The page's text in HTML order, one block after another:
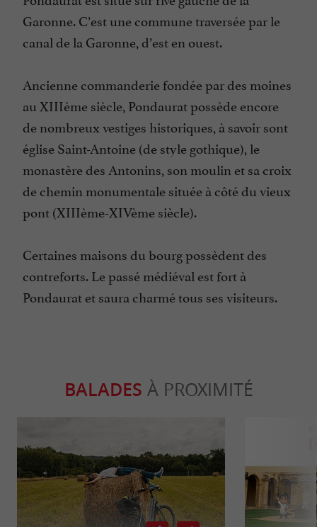
Garonne. C’est une commune traversée par le
canal de la Garonne, d’est en ouest.
Ancienne commanderie fondée par des moines
au XIIIème siècle, Pondaurat possède encore
de nombreux vestiges historiques, à savoir sont
église Saint-Antoine (de style gothique), le
monastère des Antonins, son moulin et sa croix
de chemin monumentale située à côté du vieux
pont (XIIIème-XIVème siècle).
Certaines maisons du bourg possèdent des
contreforts. Le passé médiéval est fort à
Pondaurat et saura charmé tous ses visiteurs.
BALADES À PROXIMITÉ